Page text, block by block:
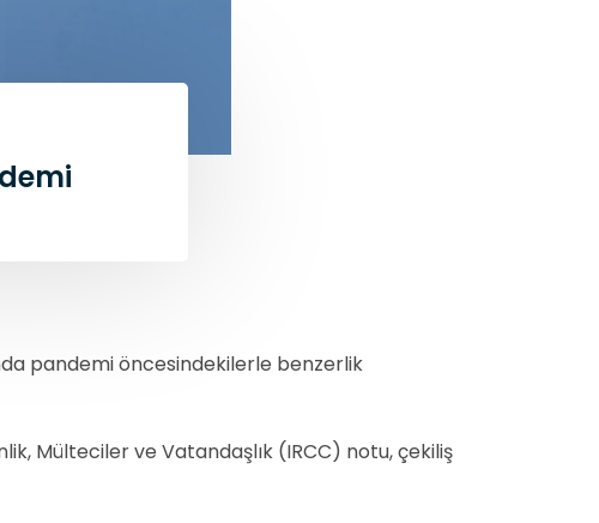
pandemi öncesindekilerle benzerlik
Mülteciler ve Vatandaşlık (IRCC) notu, çekiliş